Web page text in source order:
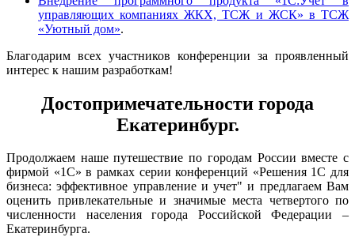
управляющих компаниях ЖКХ, ТСЖ и ЖСК» в ТСЖ
«Уютный дом».
Благодарим всех участников конференции за проявленный
интерес к нашим разработкам!
Достопримечательности города
Екатеринбург.
Продолжаем наше путешествие по городам России вместе с
фирмой «1С» в рамках серии конференций «Решения 1С для
бизнеса: эффективное управление и учет" и предлагаем Вам
оценить привлекательные и значимые места четвертого по
численности населения города Российской Федерации –
Екатеринбурга.